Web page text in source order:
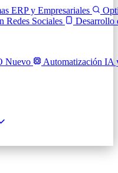
ERP y Empresariales
Redes Sociales Desarrollo
Nuevo
Automatización IA